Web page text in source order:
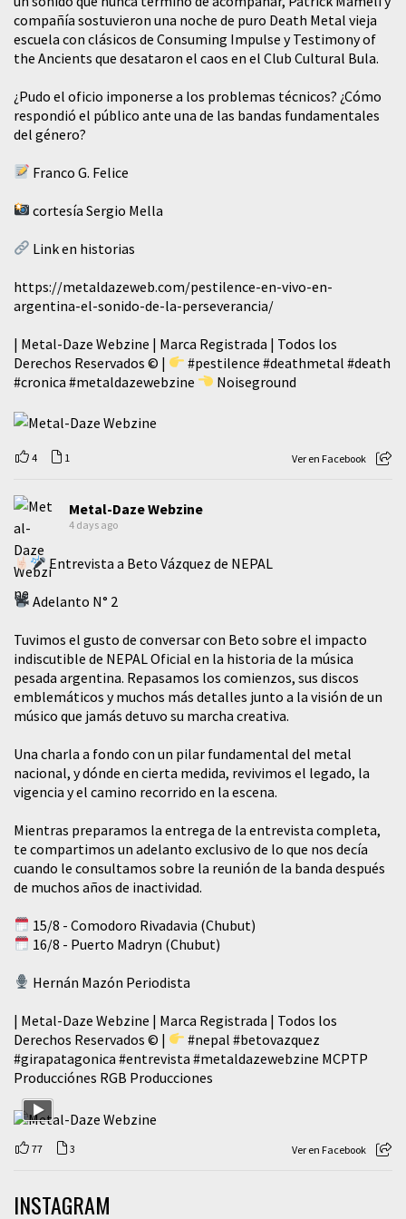
compañía sostuvieron una noche de puro Death Metal vieja
escuela con clásicos de Consuming Impulse y Testimony of
the Ancients que desataron el caos en el Club Cultural Bula.
¿Pudo el oficio imponerse a los problemas técnicos? ¿Cómo
respondió el público ante una de las bandas fundamentales
del género?
Franco G. Felice
cortesía Sergio Mella
Link en historias
https://metaldazeweb.com/pestilence-en-vivo-en-
argentina-el-sonido-de-la-perseverancia/
| Metal-Daze Webzine | Marca Registrada | Todos los
Derechos Reservados © |
#pestilence #deathmetal #death
#cronica #metaldazewebzine Noiseground
4 1 Ver en Facebook
Metal-Daze Webzine
4 days ago
Entrevista a Beto Vázquez de NEPAL
Adelanto N° 2
Tuvimos el gusto de conversar con Beto sobre el impacto
indiscutible de NEPAL Oficial en la historia de la música
pesada argentina. Repasamos los comienzos, sus discos
emblemáticos y muchos más detalles junto a la visión de un
músico que jamás detuvo su marcha creativa.
​Una charla a fondo con un pilar fundamental del metal
nacional, y dónde en cierta medida, revivimos el legado, la
vigencia y el camino recorrido en la escena.
Mientras preparamos la entrega de la entrevista completa,
te compartimos un adelanto exclusivo de lo que nos decía
cuando le consultamos sobre la reunión de la banda después
de muchos años de inactividad.
15/8 - Comodoro Rivadavia (Chubut)
16/8 - Puerto Madryn (Chubut)
Hernán Mazón Periodista
| Metal-Daze Webzine | Marca Registrada | Todos los
Derechos Reservados © |
#nepal #betovazquez
#girapatagonica #entrevista #metaldazewebzine MCPTP
Producciónes RGB Producciones
77 3 Ver en Facebook
INSTAGRAM